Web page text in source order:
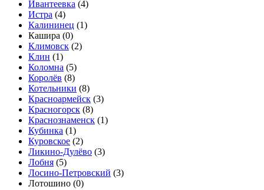
Ивантеевка (4)
Истра (4)
Калининец (1)
Кашира (0)
Климовск (2)
Клин (1)
Коломна (5)
Королёв (8)
Котельники (8)
Красноармейск (3)
Красногорск (8)
Краснознаменск (1)
Кубинка (1)
Куровское (2)
Ликино-Дулёво (3)
Лобня (5)
Лосино-Петровский (3)
Лотошино (0)